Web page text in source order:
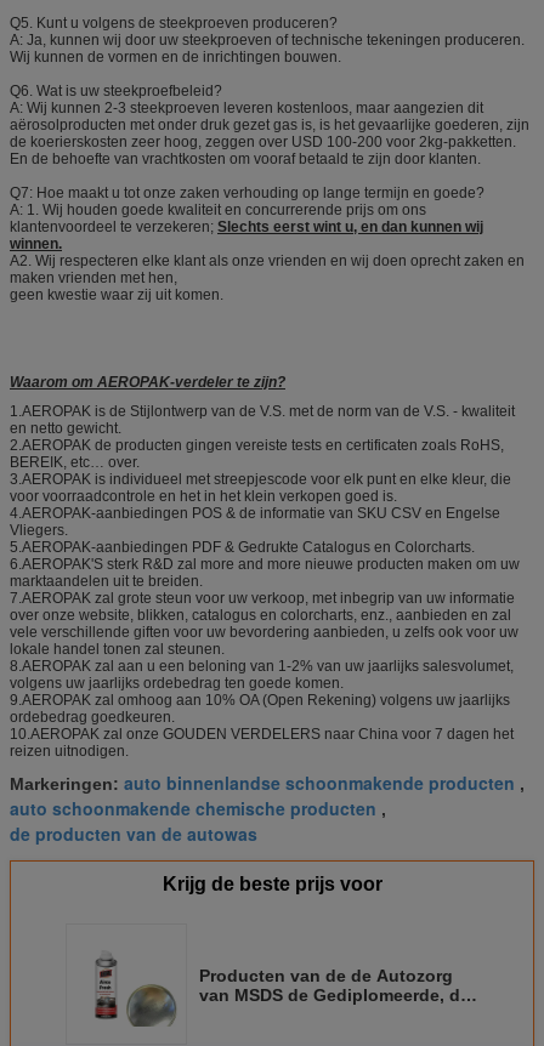
Q5. Kunt u volgens de steekproeven produceren?
A: Ja, kunnen wij door uw steekproeven of technische tekeningen produceren.
Wij kunnen de vormen en de inrichtingen bouwen.
Q6. Wat is uw steekproefbeleid?
A: Wij kunnen 2-3 steekproeven leveren kostenloos, maar aangezien dit
aërosolproducten met onder druk gezet gas is, is het gevaarlijke goederen, zijn
de koerierskosten zeer hoog, zeggen over USD 100-200 voor 2kg-pakketten.
En de behoefte van vrachtkosten om vooraf betaald te zijn door klanten.
Q7: Hoe maakt u tot onze zaken verhouding op lange termijn en goede?
A: 1. Wij houden goede kwaliteit en concurrerende prijs om ons
klantenvoordeel te verzekeren; Slechts eerst wint u, en dan kunnen wij
winnen.
A2. Wij respecteren elke klant als onze vrienden en wij doen oprecht zaken en
maken vrienden met hen,
geen kwestie waar zij uit komen.
Waarom om AEROPAK-verdeler te zijn?
1.AEROPAK is de Stijlontwerp van de V.S. met de norm van de V.S. - kwaliteit
en netto gewicht.
2.AEROPAK de producten gingen vereiste tests en certificaten zoals RoHS,
BEREIK, etc… over.
3.AEROPAK is individueel met streepjescode voor elk punt en elke kleur, die
voor voorraadcontrole en het in het klein verkopen goed is.
4.AEROPAK-aanbiedingen POS & de informatie van SKU CSV en Engelse
Vliegers.
5.AEROPAK-aanbiedingen PDF & Gedrukte Catalogus en Colorcharts.
6.AEROPAK'S sterk R&D zal more and more nieuwe producten maken om uw
marktaandelen uit te breiden.
7.AEROPAK zal grote steun voor uw verkoop, met inbegrip van uw informatie
over onze website, blikken, catalogus en colorcharts, enz., aanbieden en zal
vele verschillende giften voor uw bevordering aanbieden, u zelfs ook voor uw
lokale handel tonen zal steunen.
8.AEROPAK zal aan u een beloning van 1-2% van uw jaarlijks salesvolumet,
volgens uw jaarlijks ordebedrag ten goede komen.
9.AEROPAK zal omhoog aan 10% OA (Open Rekening) volgens uw jaarlijks
ordebedrag goedkeuren.
10.AEROPAK zal onze GOUDEN VERDELERS naar China voor 7 dagen het
reizen uitnodigen.
Markeringen: auto binnenlandse schoonmakende producten ,
auto schoonmakende chemische producten ,
de producten van de autowas
Krijg de beste prijs voor
Producten van de de Autozorg
van MSDS de Gediplomeerde, de